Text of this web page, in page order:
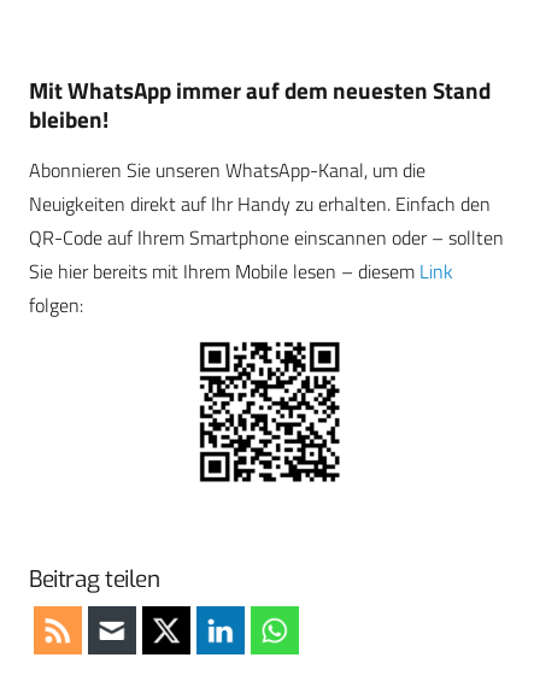
Mit WhatsApp immer auf dem neuesten Stand
bleiben!
Abonnieren Sie unseren WhatsApp-Kanal, um die
Neuigkeiten direkt auf Ihr Handy zu erhalten. Einfach den
QR-Code auf Ihrem Smartphone einscannen oder – sollten
Sie hier bereits mit Ihrem Mobile lesen – diesem Link
folgen:
Beitrag teilen